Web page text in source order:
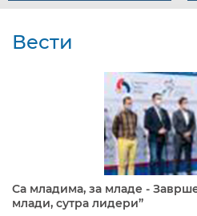
Вести
Са младима, за младе -
млади, сутра лидери”